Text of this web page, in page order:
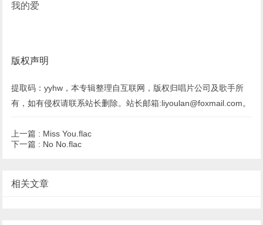
我的爱
版权声明
提取码：yyhw，本专辑整理自互联网，版权归唱片公司及歌手所
有，如有侵权请联系站长删除。站长邮箱:liyoulan@foxmail.com。
上一篇 : Miss You.flac
下一篇 : No No.flac
相关文章